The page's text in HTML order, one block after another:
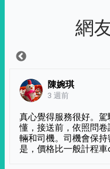
網
陳婉琪
3 週前
真心覺得服務很好。
懂，接送前，依照問
輛和司機。司機會保
是，價格比一般計程